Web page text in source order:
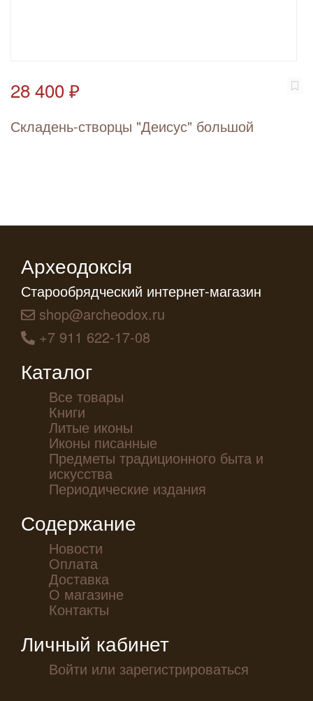
28 400 ₽
Складень-створцы "Деисус" большой
Археодоксiя
Старообрядческий интернет-магазин
shop@archeodox.ru
+7 911 622-17-08
Каталог
Все товары
Книги
Литые иконы
Иконы писанные
Предметы традиционного быта и
искусства
Периодические издания
Содержание
Новости
Оплата
Доставка
О магазине
Контакты
Личный кабинет
Войти или зарегистрироваться